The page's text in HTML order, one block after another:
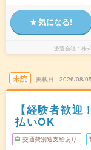
気になる!
派遣会社 株
未読 掲載日 2026/08/05
【経験者歓
払いOK
交通費別途支給あり